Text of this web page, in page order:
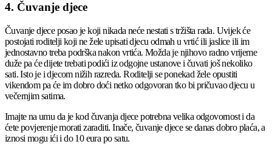
4. Čuvanje djece
Čuvanje djece posao je koji nikada neće nestati s tržišta rada. Uvijek će
postojati roditelji koji ne žele upisati djecu odmah u vrtić ili jaslice ili im
jednostavno treba podrška nakon vrtića. Možda je njihovo radno vrijeme
duže pa će dijete trebati podići iz odgojne ustanove i čuvati još nekoliko
sati. Isto je i djecom nižih razreda. Roditelji se ponekad žele opustiti
vikendom pa će im dobro doći netko odgovoran tko bi pričuvao djecu u
večernjim satima.
Imajte na umu da je kod čuvanja djece potrebna velika odgovornost i da
ćete povjerenje morati zaraditi. Inače, čuvanje djece se danas dobro plaća, a
iznosi mogu ići i do 10 eura po satu.